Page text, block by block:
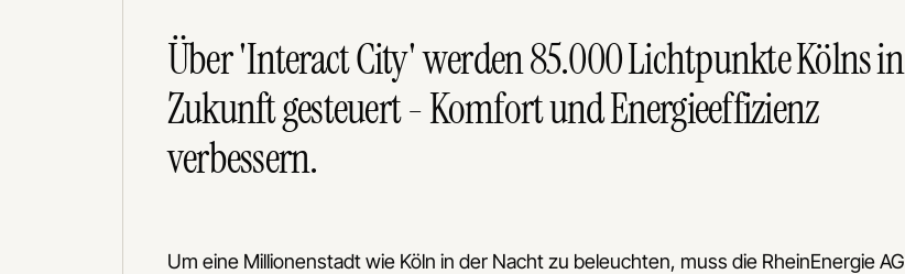
Über 'Interact City' werden 85.000 Lichtpunkte Kölns in
Zukunft gesteuert - Komfort und Energieeffizienz
verbessern.
Um eine Millionenstadt wie Köln in der Nacht zu beleuchten, muss die RheinEnergie AG